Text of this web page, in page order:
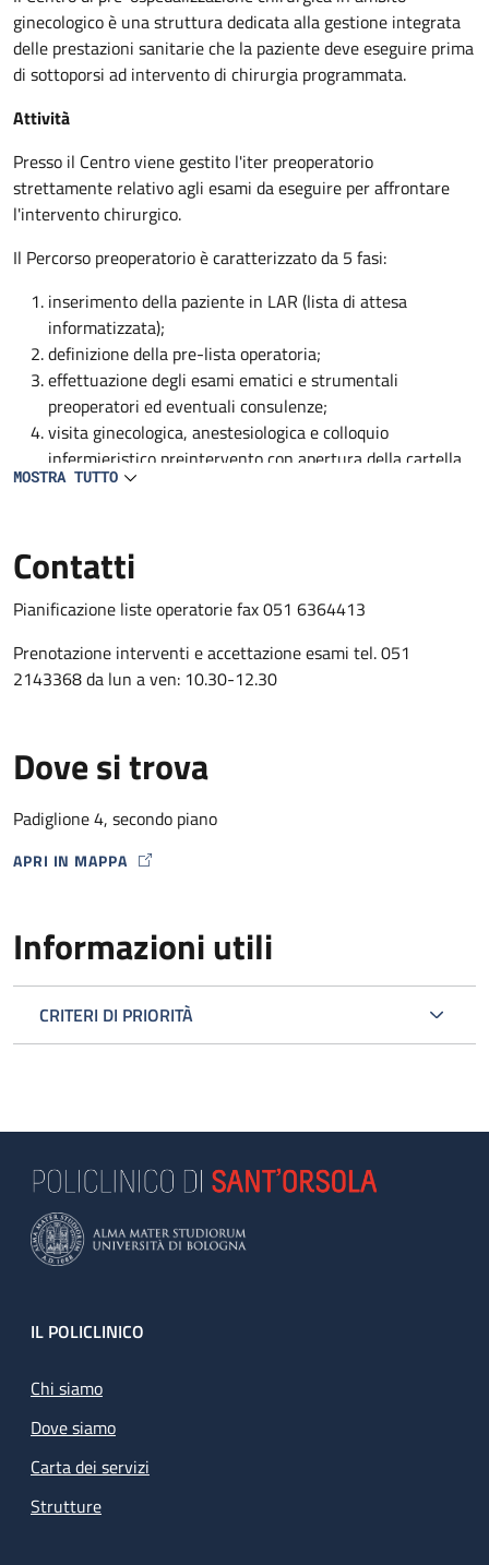
ginecologico è una struttura dedicata alla gestione integrata
delle prestazioni sanitarie che la paziente deve eseguire prima
di sottoporsi ad intervento di chirurgia programmata.
Attività
Presso il Centro viene gestito l'iter preoperatorio
strettamente relativo agli esami da eseguire per affrontare
l'intervento chirurgico.
Il Percorso preoperatorio è caratterizzato da 5 fasi:
inserimento della paziente in LAR (lista di attesa
informatizzata);
definizione della pre-lista operatoria;
effettuazione degli esami ematici e strumentali
preoperatori ed eventuali consulenze;
visita ginecologica, anestesiologica e colloquio
infermieristico preintervento con apertura della cartella
clinica e infermieristica;
MOSTRA TUTTO
Contatti
Pianificazione liste operatorie fax 051 6364413
Prenotazione interventi e accettazione esami tel. 051
2143368 da lun a ven: 10.30-12.30
Dove si trova
Padiglione 4, secondo piano
APRI IN MAPPA
MAP ICON
Informazioni utili
CRITERI DI PRIORITÀ
Footer
IL POLICLINICO
Chi siamo
Dove siamo
Carta dei servizi
Strutture